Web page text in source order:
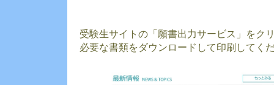
受験生サイトの「願書出力サービス」をク
必要な書類をダウンロードして印刷してく